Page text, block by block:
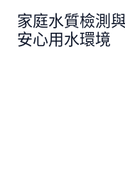
家庭水質檢測
安心用水環境